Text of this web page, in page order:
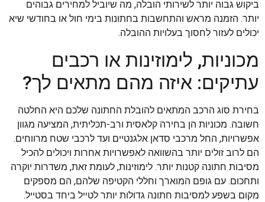
ביקוש גבוה יותר לשירותי הובלה, מה שיוביל למחירים גבוהים
יותר. הזמנה מראש והתחשבות בחתונות בימי חול או בחודשי שיא
יכולים לעזור לחסוך בעלויות ההובלה.
מכוניות, לימוזינות או רכבים
עתיקים: איזה מהם מתאים לך?
בחירת סוג הרכב המתאים להובלת החתונה שלכם היא החלטה
חשובה. מכוניות הן בחירה קלאסית ורב-תכליתית, המציעה מגוון
אפשרויות, החל מרכבי סדאן אלגנטיים ועד לרכבי שטח מרווחים.
הם לרוב זולים יותר בהשוואה לאפשרויות אחרות ויכולים להכיל
מסיבות חתונה קטנות יותר. לימוזינות, לעומת זאת, משדרות יוקרה
ותחכום. עם גופם המוארך וחללי הקטיפה שלהם, הם מספקים
מקום בשפע למסיבות חתונה גדולות יותר לטייל ביחד בסטייל.